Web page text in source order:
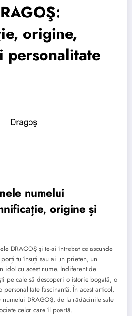
origine,
personalitate
numelui
origine și
DRAGOŞ și te-ai întrebat ce ascunde
tu însuți sau ai un prieten, un
idol cu acest nume. Indiferent de
pe cale să descoperi o istorie bogată, o
fascinantă. În acest articol,
numelui DRAGOŞ, de la rădăcinile sale
celor care îl poartă.